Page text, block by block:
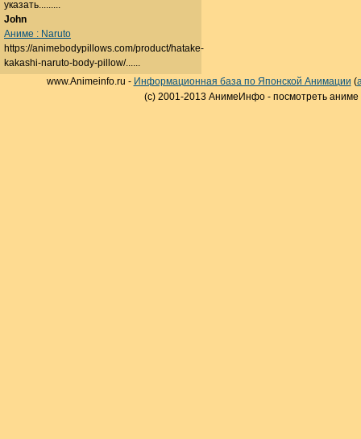
указать.........
John
Аниме : Naruto
https://animebodypillows.com/product/hatake-
kakashi-naruto-body-pillow/......
www.Animeinfo.ru - Информационная база по Японской Анимации (
(c) 2001-2013 АнимеИнфо - посмотреть аниме